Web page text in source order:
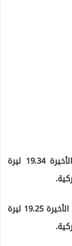
في أنقرة بلغ سعر البنزين مع الزيادة الأخيرة 19.34 ليرة
في إسطنبول بلغ سعر البنزين مع الزيادة الأخيرة 19.25 ليرة